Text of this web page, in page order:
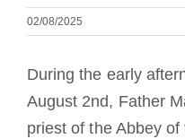
La medaglia di San
più
grande
02/08/2025
During the early
August 2nd, Father
priest of the Abbey